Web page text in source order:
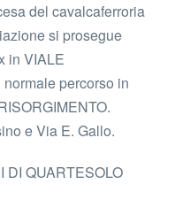
del cavalcaferroria
si prosegue
in VIALE
percorso in
e Via E. Gallo.
DI QUARTESOLO